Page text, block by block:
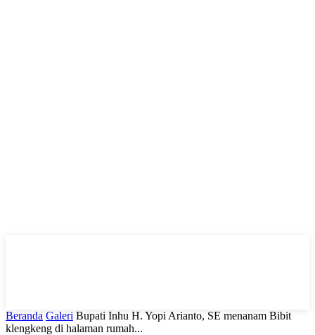
Beranda Galeri Bupati Inhu H. Yopi Arianto, SE menanam Bibit
klengkeng di halaman rumah...